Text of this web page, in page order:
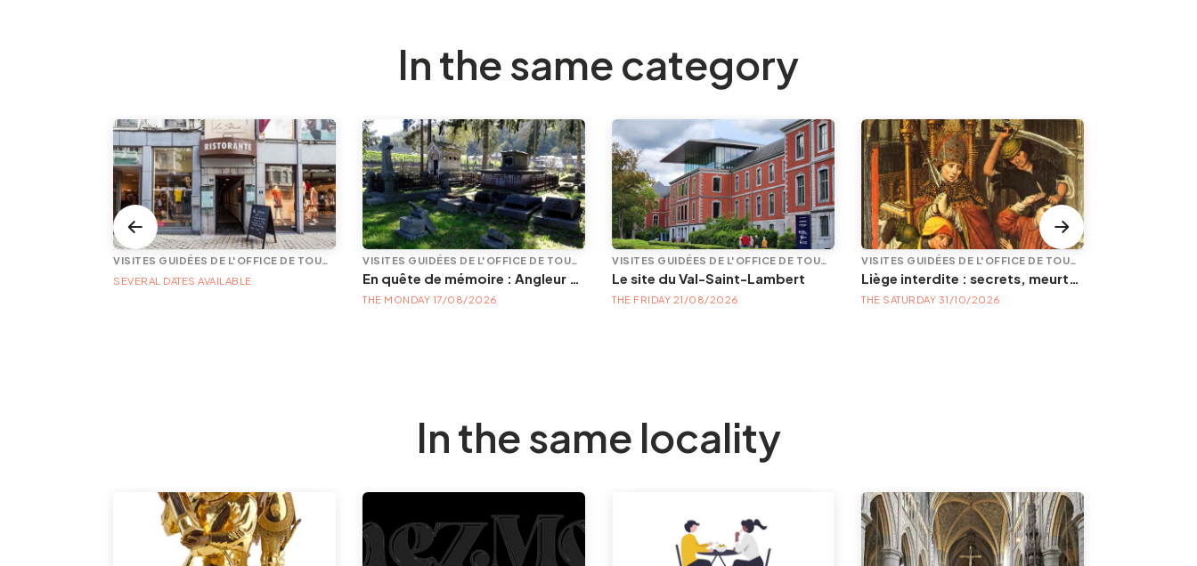
In the same category
VISITES GUIDÉES DE L'OFFICE DE TOURISME
SEVERAL DATES AVAILABLE
VISITES GUIDÉES DE L'OFFICE DE TOURISME
En quête de mémoire : Angleur et son petit cimetière de la Diguette, promenade certes mortelle, mais bien vivante
THE MONDAY 17/08/2026
VISITES GUIDÉES DE L'OFFICE DE TOURISME
Le site du Val-Saint-Lambert
THE FRIDAY 21/08/2026
VISITES GUIDÉES DE L'OFFICE DE TOURISME
Liège interdite : secrets, meurtres et mystères
THE SATURDAY 31/10/2026
In the same locality